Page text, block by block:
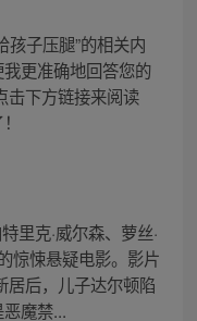
孩子压腿”的相关内
更准确地回答您的
击下方链接来阅读
里克·威尔森、萝丝·
惊悚悬疑电影。影片
居后，儿子达尔顿陷
魔禁...